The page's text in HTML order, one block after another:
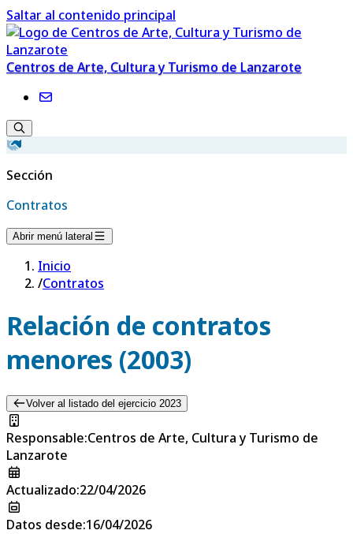
Saltar al contenido principal
Centros de Arte, Cultura y Turismo de Lanzarote
Sección
Contratos
Abrir menú lateral
Inicio
/Contratos
Relación de contratos
menores (2003)
Volver al listado del ejercicio 2023
Responsable:Centros de Arte, Cultura y Turismo de
Lanzarote
Actualizado:22/04/2026
Datos desde:16/04/2026